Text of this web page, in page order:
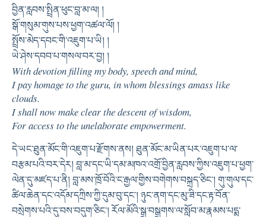
བྱིན་རླབས་སྤྲིན་ཕུང་བླ་མ་ལ། །
སྒོ་གསུམ་གུས་པས་ཕྱག་འཚལ་ལོ། །
སྤྲོས་མེད་དབང་གི་འཇུག་པ་ཡི། །
ཡེ་ཤེས་དབབ་པ་གསལ་བར་བྱ། །
With devotion filling my body, speech and mind,
I pay homage to the guru, in whom blessings amass like
clouds.
I shall now make clear the descent of wisdom,
For access to the unelaborate empowerment.
དེ་ཡང་ཐུན་མོང་གི་འཇུག་པ་རྫོགས་ནས། ཐུན་མོང་མ་ཡིན་པར་འཇུག་པ་ལ་
བརྩམ་པའི་བར་དེར། བླ་མ་དང་ཡི་དམ་མཁའ་འགྲོ་བྱིན་རླབས་ཀྱིས་འཇུག་པ་ཕྱག་
ལེན་དུ་མཛད་པ་ནི། བླ་མས་ཁྲོ་བོའི་ང་རྒྱལ་གྱིས་བགེགས་བསྐྲད་ཅིང༌། གུ་གུལ་དང་
ཚིལ་ཆེན་དང་འདོམ་དཀྲིས་ཀྱི་དུམ་བུ་དང༌། ཉུང་ནག་དང་མུ་ཟི་དང་རྟ་བོན་
བསྲེགས་པའི་དུ་བས་བདུག་ཅིང༌། རོལ་མོའི་སྒྲ་བསྒྲགས་ལ་སློབ་མ་རྣམས་པདྨ་